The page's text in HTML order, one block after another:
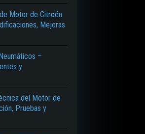
– CARACTERÍSTICAS
Motor de Citroën
Mejoras
–
y
del Motor de
Pruebas y